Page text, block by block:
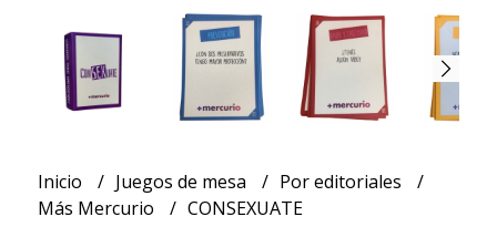
Inicio Juegos de mesa
Por editoriales
Más Mercurio
CONSEXUATE